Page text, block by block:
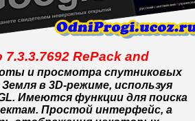
7.3.3.7692 RePack and
и просмотра спутниковых
в 3D-режиме, используя
Имеются функции для поиска
Простой интерфейс, а